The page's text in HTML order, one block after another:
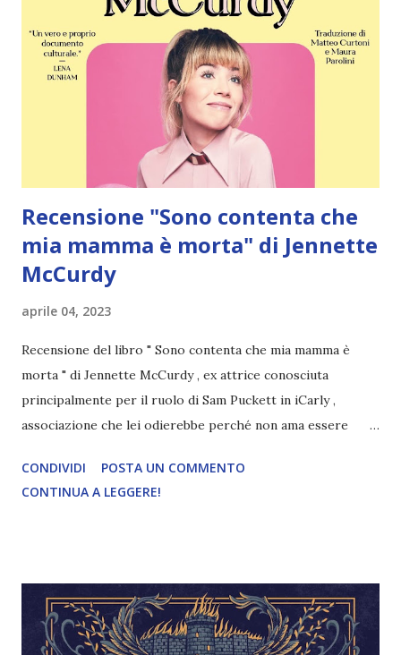
linea immaginaria che ho tracciato attorno al castello dove
vivo. Stare dentro. Mai andarsene. Là fuori, ci sono solo
mostri. Qui dentro, sono al sicuro... una ricompensa più che
giusta per la goccia di sangue che ogni giorno faccio
gocciolare in un calice....
Recensione "Sono contenta che
mia mamma è morta" di Jennette
McCurdy
aprile 04, 2023
Recensione del libro " Sono contenta che mia mamma è
morta " di Jennette McCurdy , ex attrice conosciuta
principalmente per il ruolo di Sam Puckett in iCarly ,
associazione che lei odierebbe perché non ama essere
recensione per scoprire il perché! Ringrazio la casa
editrice per avermi fornito una copia del libro. Titolo: Sono
quando diventa una celebrità della tv grazie alla serie
"iCarly". Dietro il suo sorriso smagliante si nasconde però
l'inferno degli abusi fisici e psicologici a cui sua madre la
CONDIVIDI
POSTA UN COMMENTO
CONTINUA A LEGGERE!